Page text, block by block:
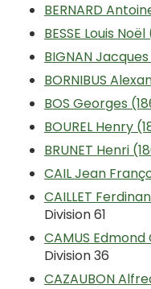
BERNARD
BESSE Louis
BIGNAN
BORNIBUS
BOS Georges
BOUREL Henry
BRUNET Henri
CAIL Jean
CAILLET
Division 61
CAMUS
Division 36
CAZAUBON